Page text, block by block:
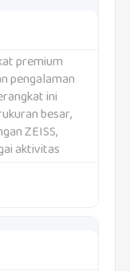
premium
pengalaman
ini
besar,
ZEISS,
aktivitas
fleksibel